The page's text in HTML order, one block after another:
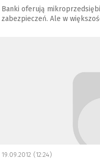
Banki oferują
zabezpieczeń. Ale w
19.09.2012 (12:24)